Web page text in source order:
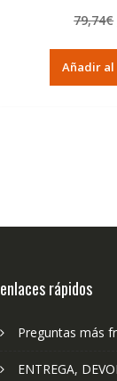
79,74€
Añadir
enlaces rápidos
Preguntas más
ENTREGA,